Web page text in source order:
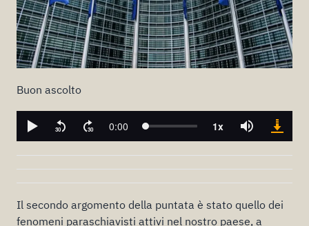
Buon ascolto
Il secondo argomento della puntata è stato quello dei
fenomeni paraschiavisti attivi nel nostro paese, a